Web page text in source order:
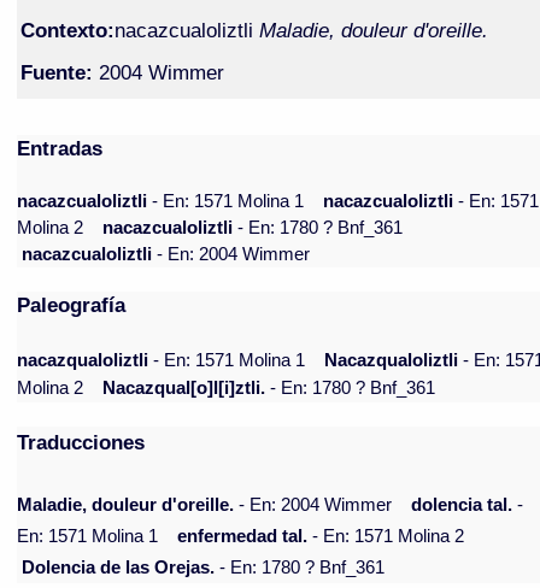
Contexto:nacazcualoliztli Maladie, douleur d'oreille.
Fuente: 2004 Wimmer
Entradas
nacazcualoliztli- En: 1571 Molina 1 nacazcualoliztli- En: 1571
Molina 2
nacazcualoliztli- En: 1780 ? Bnf_361
nacazcualoliztli- En: 2004 Wimmer
Paleografía
nacazqualoliztli - En: 1571 Molina 1 Nacazqualoliztli - En:
Molina 2
Nacazqual[o]l[i]ztli. - En: 1780 ? Bnf_361
Traducciones
Maladie, douleur d'oreille. - En: 2004 Wimmer dolencia tal. -
En: 1571 Molina 1
enfermedad tal. - En: 1571 Molina 2
Dolencia de las Orejas. - En: 1780 ? Bnf_361